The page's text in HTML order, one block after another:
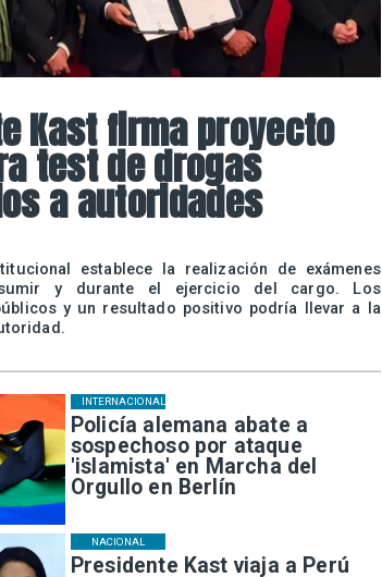
Policía alemana abate a
sospechoso por ataque
'islamista' en Marcha del
Orgullo en Berlín
INTERNACIONAL
Presidente Kast viaja a Perú
NACIONAL
Kast firma proyecto
test de drogas
a autoridades
establece la realización de exámenes
y durante el ejercicio del cargo. Los
y un resultado positivo podría llevar a la